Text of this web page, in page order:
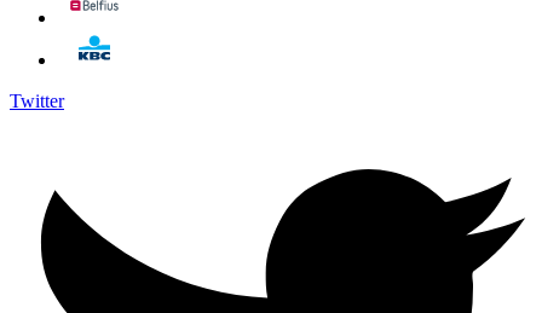
Twitter